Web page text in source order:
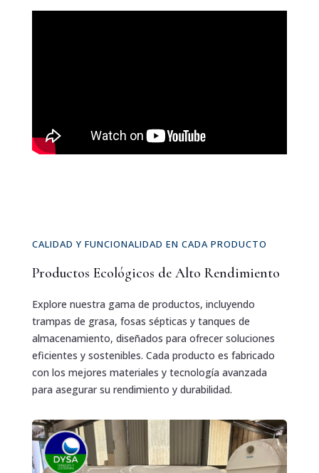
CALIDAD Y FUNCIONALIDAD EN CADA PRODUCTO
Productos Ecológicos de Alto Rendimiento
Explore nuestra gama de productos, incluyendo
trampas de grasa, fosas sépticas y tanques de
almacenamiento, diseñados para ofrecer soluciones
eficientes y sostenibles. Cada producto es fabricado
con los mejores materiales y tecnología avanzada
para asegurar su rendimiento y durabilidad.